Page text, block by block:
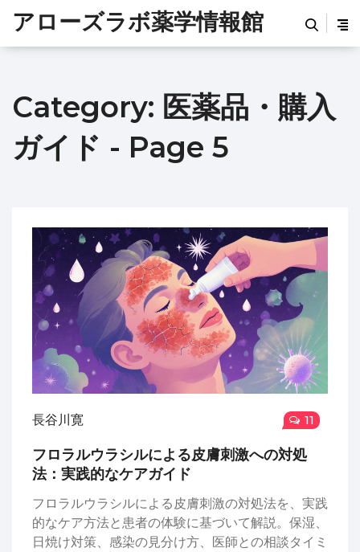
アローズラボ薬学情報館
Category: 医薬品・購入
ガイド - Page 5
長谷川寛 11
フロラルウラシルによる皮膚刺激への対処
法：実践的なケアガイド
フロラルウラシルによる皮膚刺激の対処法を、実践
的なケア方法と患者の体験に基づいて解説。保湿、
日焼け対策、感染の見分け方、医師との相談タイミ